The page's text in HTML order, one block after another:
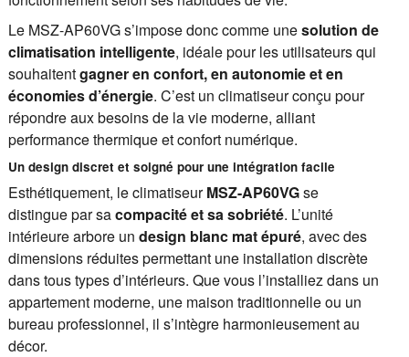
Le MSZ-AP60VG s’impose donc comme unesolution de
climatisation intelligente, idéale pour les utilisateurs qui
souhaitentgagner en confort, en autonomie et en
économies d’énergie. C’est un climatiseur conçu pour
répondre aux besoins de la vie moderne, alliant
performance thermique et confort numérique.
Un design discret et soigné pour une intégration facile
Esthétiquement, le climatiseurMSZ-AP60VGse
distingue par sacompacité et sa sobriété. L’unité
intérieure arbore un design blanc mat épuré, avec des
dimensions réduites permettant une installation discrète
dans tous types d’intérieurs. Que vous l’installiez dans un
appartement moderne, une maison traditionnelle ou un
bureau professionnel, il s’intègre harmonieusement au
décor.